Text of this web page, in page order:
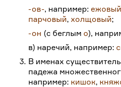
-ов-, например:ежовый
парчовый, холщовый;
-он (с беглымо),
в) наречий, например:
3. В именах
падежа
например: кишок,